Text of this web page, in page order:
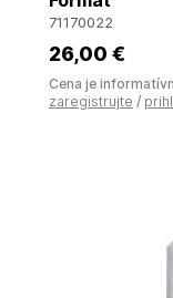
71170022
26,00 €
Cena je
zaregistrujte /